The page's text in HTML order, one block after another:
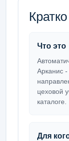
Что это
Арканис
цеховой
каталоге.
Для